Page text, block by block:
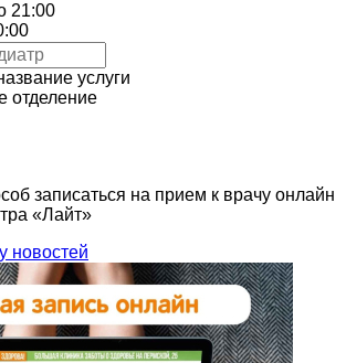
21:00
услуги
отделение
записаться на прием к врачу онлайн
«Лайт»
новостей